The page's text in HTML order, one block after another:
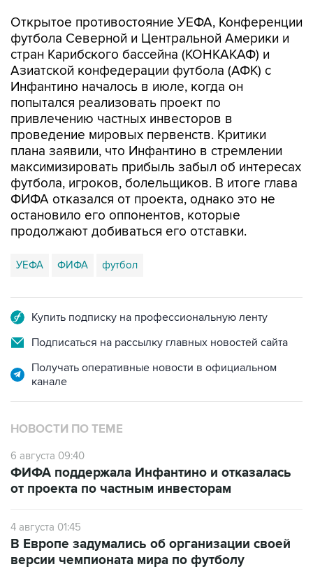
Открытое противостояние УЕФА, Конференции
футбола Северной и Центральной Америки и
стран Карибского бассейна (КОНКАКАФ) и
Азиатской конфедерации футбола (АФК) с
Инфантино началось в июле, когда он
попытался реализовать проект по
привлечению частных инвесторов в
проведение мировых первенств. Критики
плана заявили, что Инфантино в стремлении
максимизировать прибыль забыл об интересах
футбола, игроков, болельщиков. В итоге глава
ФИФА отказался от проекта, однако это не
остановило его оппонентов, которые
продолжают добиваться его отставки.
УЕФА ФИФА футбол
Купить подписку на профессиональную ленту
Подписаться на рассылку главных новостей сайта
Получать оперативные новости в официальном
канале
НОВОСТИ ПО ТЕМЕ
6 августа 09:40
ФИФА поддержала Инфантино и отказалась
от проекта по частным инвесторам
4 августа 01:45
В Европе задумались об организации своей
версии чемпионата мира по футболу